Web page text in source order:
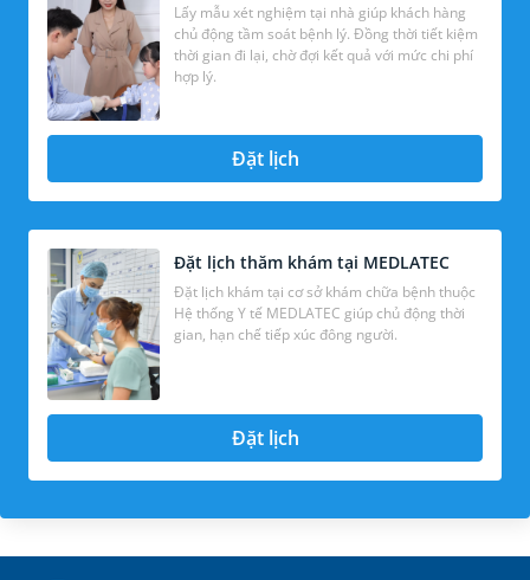
Lấy mẫu xét nghiệm tại nhà giúp khách hàng
chủ động tầm soát bệnh lý. Đồng thời tiết kiệm
thời gian đi lại, chờ đợi kết quả với mức chi phí
hợp lý.
Đặt lịch
Đặt lịch thăm khám tại MEDLATEC
Đặt lịch khám tại cơ sở khám chữa bệnh thuộc
Hệ thống Y tế MEDLATEC giúp chủ động thời
gian, hạn chế tiếp xúc đông người.
Đặt lịch